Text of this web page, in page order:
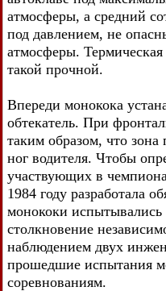
атмосферы, а средний
под давлением, не
атмосферы. Термическая
такой прочной.
Впереди монокока
обтекатель. При
таким образом, что
ног водителя. Чтобы
участвующих в
1984 году разработала
монококи испытывались
столкновение
наблюдением двух
прошедшие испытания
соревнованиям.